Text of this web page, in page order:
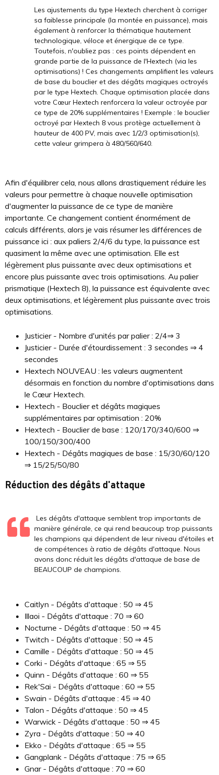
Les ajustements du type Hextech cherchent à corriger
sa faiblesse principale (la montée en puissance), mais
également à renforcer la thématique hautement
technologique, véloce et énergique de ce type.
Toutefois, n'oubliez pas : ces points dépendent en
grande partie de la puissance de l'Hextech (via les
optimisations) ! Ces changements amplifient les valeurs
de base du bouclier et des dégâts magiques octroyés
par le type Hextech. Chaque optimisation placée dans
votre Cœur Hextech renforcera la valeur octroyée par
ce type de 20% supplémentaires ! Exemple : le bouclier
octroyé par Hextech 8 vous protège actuellement à
hauteur de 400 PV, mais avec 1/2/3 optimisation(s),
cette valeur grimpera à 480/560/640.
Afin d'équilibrer cela, nous allons drastiquement réduire les
valeurs pour permettre à chaque nouvelle optimisation
d'augmenter la puissance de ce type de manière
importante. Ce changement contient énormément de
calculs différents, alors je vais résumer les différences de
puissance ici : aux paliers 2/4/6 du type, la puissance est
quasiment la même avec une optimisation. Elle est
légèrement plus puissante avec deux optimisations et
encore plus puissante avec trois optimisations. Au palier
prismatique (Hextech 8), la puissance est équivalente avec
deux optimisations, et légèrement plus puissante avec trois
optimisations.
Justicier - Nombre d'unités par palier : 2/4⇒ 3
Justicier - Durée d'étourdissement : 3 secondes ⇒ 4
secondes
Hextech NOUVEAU : les valeurs augmentent
désormais en fonction du nombre d'optimisations dans
le Cœur Hextech.
Hextech - Bouclier et dégâts magiques
supplémentaires par optimisation : 20%
Hextech - Bouclier de base : 120/170/340/600 ⇒
100/150/300/400
Hextech - Dégâts magiques de base : 15/30/60/120
⇒ 15/25/50/80
Réduction des dégâts d'attaque
Les dégâts d'attaque semblent trop importants de
manière générale, ce qui rend beaucoup trop puissants
les champions qui dépendent de leur niveau d'étoiles et
de compétences à ratio de dégâts d'attaque. Nous
avons donc réduit les dégâts d'attaque de base de
BEAUCOUP de champions.
Caitlyn - Dégâts d'attaque : 50 ⇒ 45
Illaoi - Dégâts d'attaque : 70 ⇒ 60
Nocturne - Dégâts d'attaque : 50 ⇒ 45
Twitch - Dégâts d'attaque : 50 ⇒ 45
Camille - Dégâts d'attaque : 50 ⇒ 45
Corki - Dégâts d'attaque : 65 ⇒ 55
Quinn - Dégâts d'attaque : 60 ⇒ 55
Rek'Sai - Dégâts d'attaque : 60 ⇒ 55
Swain - Dégâts d'attaque : 45 ⇒ 40
Talon - Dégâts d'attaque : 50 ⇒ 45
Warwick - Dégâts d'attaque : 50 ⇒ 45
Zyra - Dégâts d'attaque : 50 ⇒ 40
Ekko - Dégâts d'attaque : 65 ⇒ 55
Gangplank - Dégâts d'attaque : 75 ⇒ 65
Gnar - Dégâts d'attaque : 70 ⇒ 60